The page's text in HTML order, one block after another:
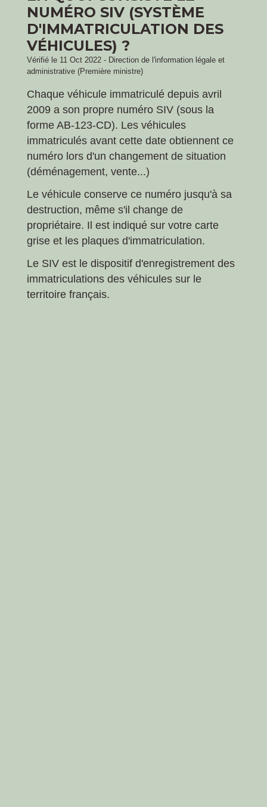
NUMÉRO SIV (SYSTÈME
D'IMMATRICULATION DES
VÉHICULES) ?
Vérifié le 11 Oct 2022 - Direction de l'information légale et
administrative (Première ministre)
Chaque véhicule immatriculé depuis avril
2009 a son propre numéro SIV (sous la
forme AB-123-CD). Les véhicules
immatriculés avant cette date obtiennent ce
numéro lors d'un changement de situation
(déménagement, vente...)
Le véhicule conserve ce numéro jusqu'à sa
destruction, même s'il change de
propriétaire. Il est indiqué sur votre carte
grise et les plaques d'immatriculation.
Le SIV est le dispositif d'enregistrement des
immatriculations des véhicules sur le
territoire français.